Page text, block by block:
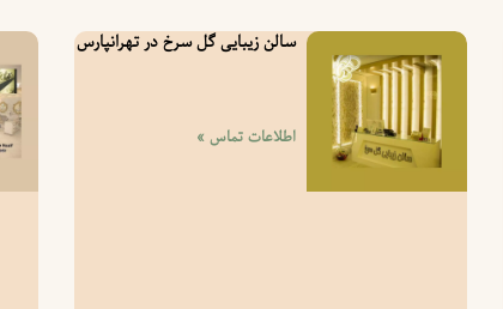
سالن زیبایی گل سرخ در تهرانپارس
اطلاعات تماس »